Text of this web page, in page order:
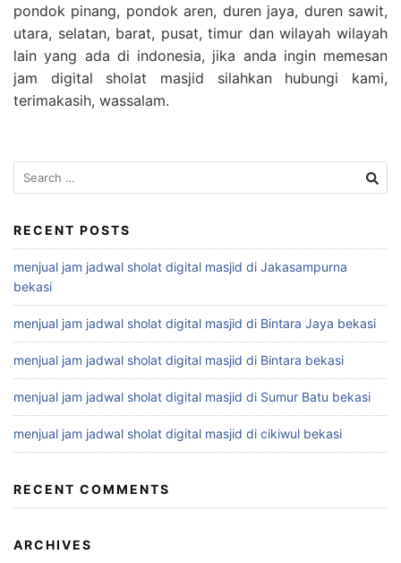
pondok pinang, pondok aren, duren jaya, duren sawit,
utara, selatan, barat, pusat, timur dan wilayah wilayah
lain yang ada di indonesia, jika anda ingin memesan
jam digital sholat masjid silahkan hubungi kami,
terimakasih, wassalam.
Search
for:
RECENT POSTS
menjual jam jadwal sholat digital masjid di Jakasampurna
bekasi
menjual jam jadwal sholat digital masjid di Bintara Jaya bekasi
menjual jam jadwal sholat digital masjid di Bintara bekasi
menjual jam jadwal sholat digital masjid di Sumur Batu bekasi
menjual jam jadwal sholat digital masjid di cikiwul bekasi
RECENT COMMENTS
ARCHIVES